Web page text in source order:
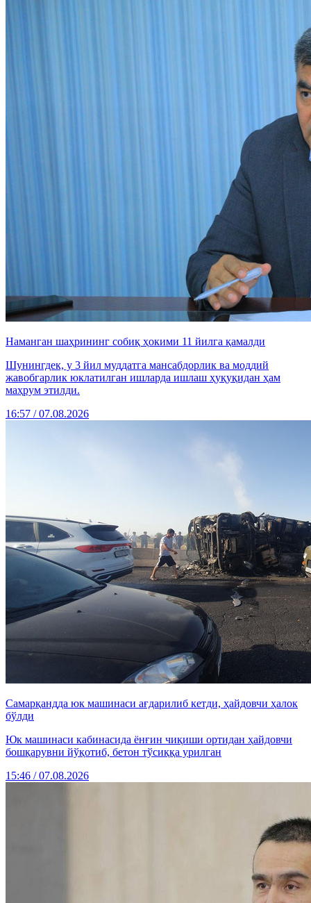
Наманган шаҳрининг собиқ ҳокими 11 йилга қамалди
Шунингдек, у 3 йил муддатга мансабдорлик ва моддий
жавобгарлик юклатилган ишларда ишлаш ҳуқуқидан ҳам
маҳрум этилди.
16:57 / 07.08.2026
Самарқандда юк машинаси ағдарилиб кетди, ҳайдовчи ҳалок
бўлди
Юк машинаси кабинасида ёнғин чиқиши ортидан ҳайдовчи
бошқарувни йўқотиб, бетон тўсиққа урилган
15:46 / 07.08.2026